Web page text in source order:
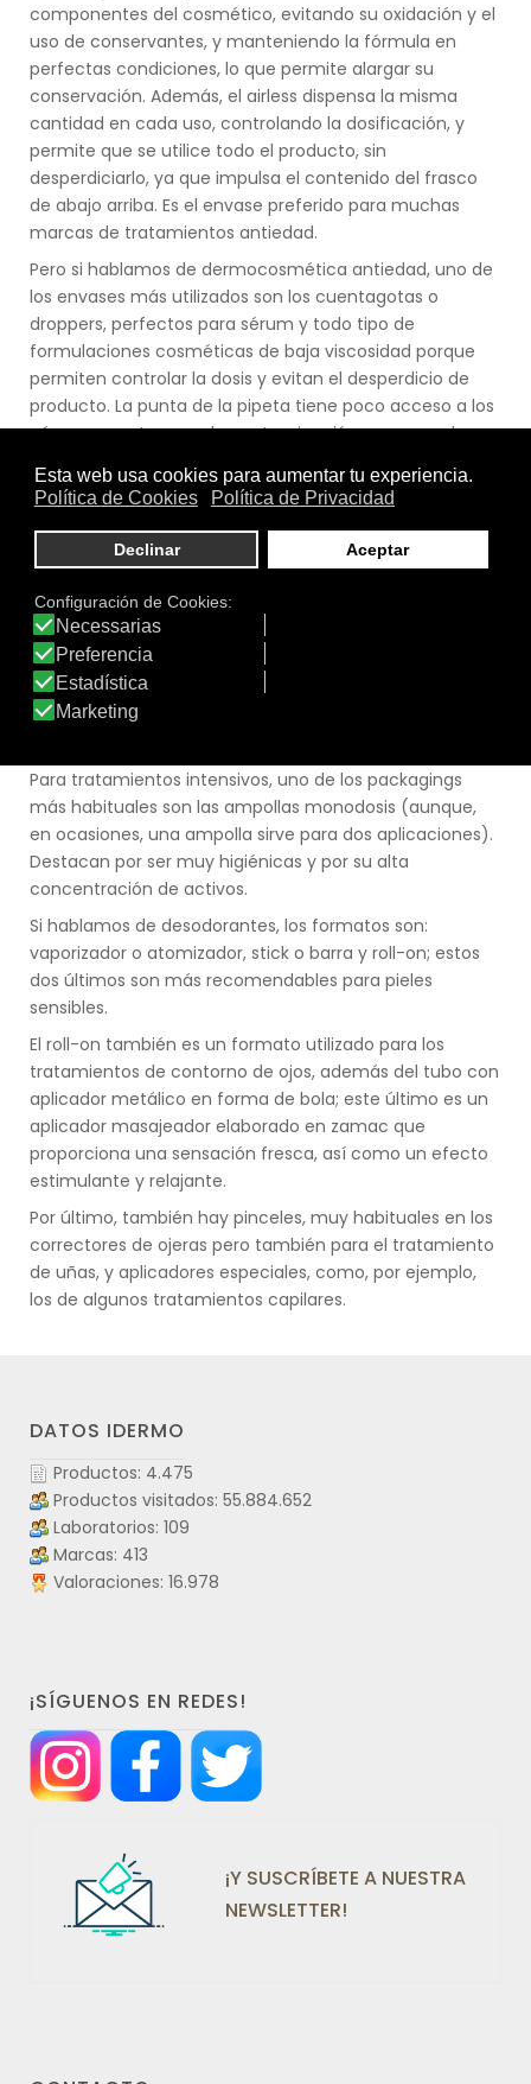
componentes del cosmético, evitando su oxidación y el
uso de conservantes, y manteniendo la fórmula en
perfectas condiciones, lo que permite alargar su
conservación. Además, el airless dispensa la misma
cantidad en cada uso, controlando la dosificación, y
permite que se utilice todo el producto, sin
desperdiciarlo, ya que impulsa el contenido del frasco
de abajo arriba. Es el envase preferido para muchas
marcas de tratamientos antiedad.
Pero si hablamos de dermocosmética antiedad, uno de
los envases más utilizados son los cuentagotas o
droppers, perfectos para sérum y todo tipo de
formulaciones cosméticas de baja viscosidad porque
permiten controlar la dosis y evitan el desperdicio de
producto. La punta de la pipeta tiene poco acceso a los
gérmenes externos y la contaminación, asegurando
El tubo es el envase ideal para, por ejemplo, los
manos o los cosméticos de limpieza. Entre las ventajas
agentes externos, son esterilizables y permiten una
aplicación limpia. Una de las últimas innovaciones son
los tubos reciclables, hechos con HDPE (polietileno de
alta densidad), un polímero que se usa ampliamente
para envases de leche y otras botellas de plástico y se
Para tratamientos intensivos, uno de los packagings
más habituales son las ampollas monodosis (aunque,
en ocasiones, una ampolla sirve para dos aplicaciones).
Destacan por ser muy higiénicas y por su alta
concentración de activos.
Si hablamos de desodorantes, los formatos son:
vaporizador o atomizador, stick o barra y roll-on; estos
dos últimos son más recomendables para pieles
sensibles.
El roll-on también es un formato utilizado para los
tratamientos de contorno de ojos, además del tubo con
aplicador metálico en forma de bola; este último es un
aplicador masajeador elaborado en zamac que
proporciona una sensación fresca, así como un efecto
estimulante y relajante.
Por último, también hay pinceles, muy habituales en los
correctores de ojeras pero también para el tratamiento
de uñas, y aplicadores especiales, como, por ejemplo,
los de algunos tratamientos capilares.
DATOS IDERMO
Productos: 4.475
Productos visitados: 55.884.652
Laboratorios: 109
Marcas: 413
Valoraciones: 16.978
¡SÍGUENOS EN REDES!
¡Y SUSCRÍBETE A NUESTRA
NEWSLETTER!